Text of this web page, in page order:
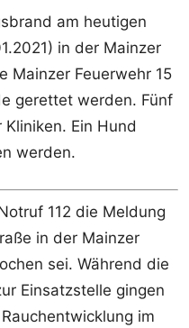
am heutigen
in der Mainzer
Mainzer Feuerwehr 15
gerettet werden. Fünf
Ein Hund
werden.
112 die Meldung
in der Mainzer
sei. Während die
Einsatzstelle gingen
im